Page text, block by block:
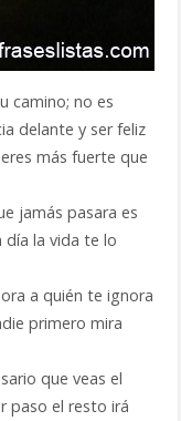
camino; no es
delante y ser feliz
más fuerte que
jamás pasara es
la vida te lo
a quién te ignora
primero mira
que veas el
paso el resto irá